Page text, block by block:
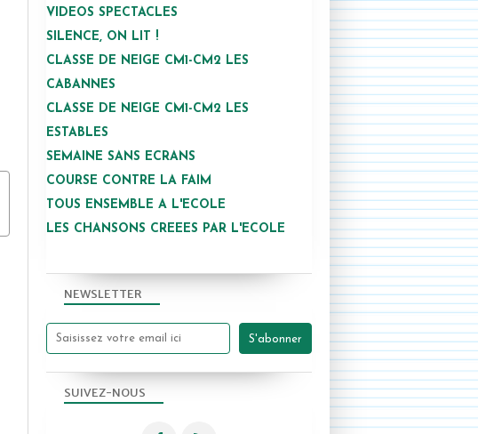
NEWSLETTER
SUIVEZ-NOUS
VIDEOS SPECTACLES
SILENCE, ON LIT !
CLASSE DE NEIGE CM1-CM2 LES
CABANNES
CLASSE DE NEIGE CM1-CM2 LES
ESTABLES
SEMAINE SANS ECRANS
COURSE CONTRE LA FAIM
TOUS ENSEMBLE A L'ECOLE
LES CHANSONS CREEES PAR L'ECOLE